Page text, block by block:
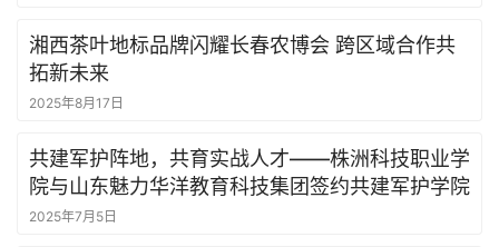
湘西茶叶地标品牌闪耀长春农博会 跨区域合作共
拓新未来
2025年8月17日
共建军护阵地，共育实战人才——株洲科技职业学
院与山东魅力华洋教育科技集团签约共建军护学院
2025年7月5日